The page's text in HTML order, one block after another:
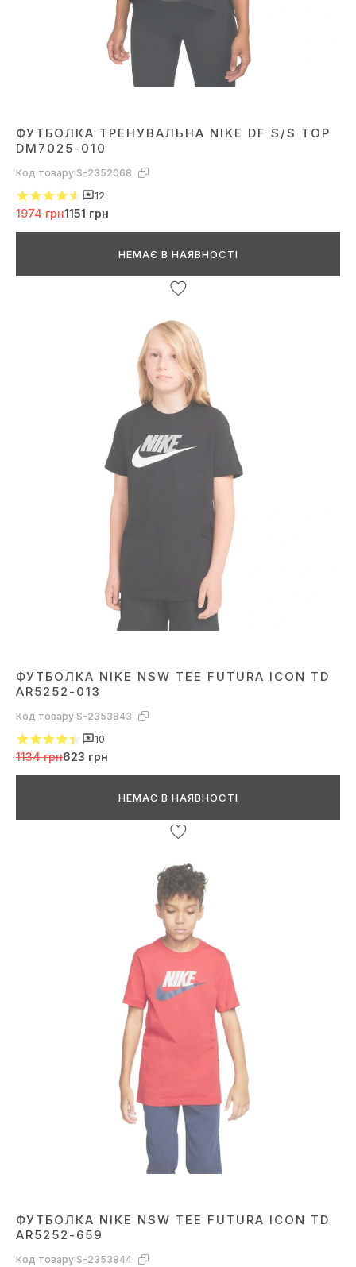
ФУТБОЛКА ТРЕНУВАЛЬНА NIKE DF S/S TOP
DM7025-010
Код товару:S-2352068
12
1974 грн1151 грн
НЕМАЄ В НАЯВНОСТІ
ФУТБОЛКА NIKE NSW TEE FUTURA ICON TD
AR5252-013
Код товару:S-2353843
10
1134 грн623 грн
НЕМАЄ В НАЯВНОСТІ
ФУТБОЛКА NIKE NSW TEE FUTURA ICON TD
AR5252-659
Код товару:S-2353844